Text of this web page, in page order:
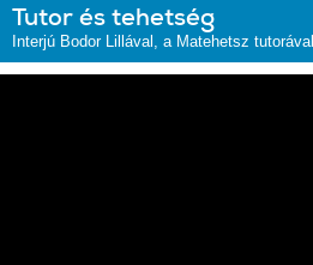
Tutor és tehetség
Interjú Bodor Lillával, a Matehetsz tutorával